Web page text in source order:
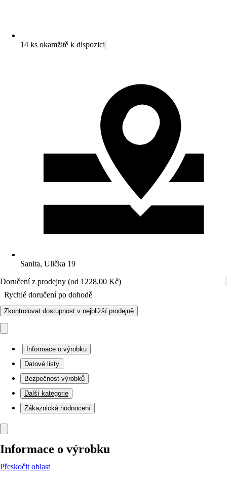
14 ks okamžitě k dispozici
Sanita, Ulička 19
Doručení z prodejny (od 1228,00 Kč)
Rychlé doručení po dohodě
Zkontrolovat dostupnost v nejbližší prodejně
Informace o výrobku
Datové listy
Bezpečnost výrobků
Další kategorie
Zákaznická hodnocení
Informace o výrobku
Přeskočit oblast